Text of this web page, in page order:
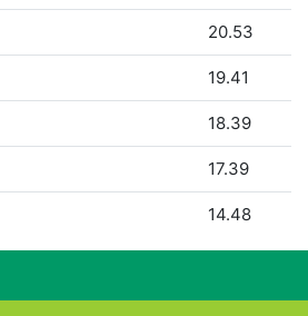
20.53
19.41
18.39
17.39
14.48